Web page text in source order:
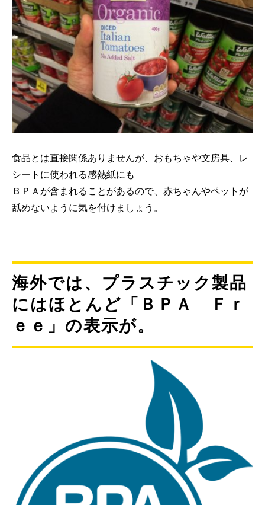
食品とは直接関係ありませんが、おもちゃや文房具、レ
シートに使われる感熱紙にも
ＢＰＡが含まれることがあるので、赤ちゃんやペットが
舐めないように気を付けましょう。
海外では、プラスチック製品
にはほとんど「ＢＰＡ Ｆｒ
ｅｅ」の表示が。